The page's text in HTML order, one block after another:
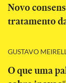
Novo
tratamento
GUSTAVO
O que uma